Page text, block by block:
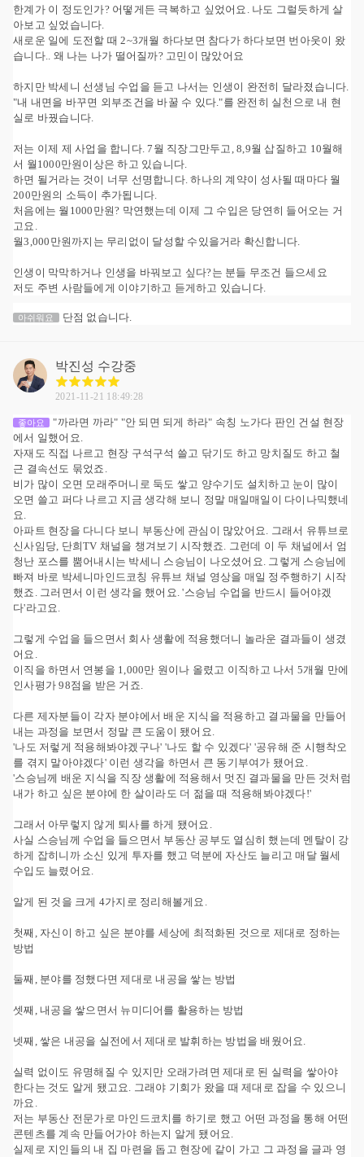
한계가 이 정도인가? 어떻게든 극복하고 싶었어요. 나도 그럴듯하게 살
아보고 싶었습니다.
새로운 일에 도전할 때 2~3개월 하다보면 참다가 하다보면 번아웃이 왔
습니다.. 왜 나는 나가 떨어질까? 고민이 많았어요
하지만 박세니 선생님 수업을 듣고 나서는 인생이 완전히 달라졌습니다.
"내 내면을 바꾸면 외부조건을 바꿀 수 있다."를 완전히 실천으로 내 현
실로 바꿨습니다.
저는 이제 제 사업을 합니다. 7월 직장그만두고, 8,9월 삽질하고 10월해
서 월1000만원이상은 하고 있습니다.
하면 될거라는 것이 너무 선명합니다. 하나의 계약이 성사될 때마다 월
200만원의 소득이 추가됩니다.
처음에는 월1000만원? 막연했는데 이제 그 수입은 당연히 들어오는 거
고요.
월3,000만원까지는 무리없이 달성할 수있을거라 확신합니다.
인생이 막막하거나 인생을 바꿔보고 싶다?는 분들 무조건 들으세요
저도 주변 사람들에게 이야기하고 듣게하고 있습니다.
아쉬워요 단점 없습니다.
박진성 수강중
2021-11-21 18:49:28
좋아요
"까라면 까라" "안 되면 되게 하라" 속칭 노가다 판인 건설 현장
에서 일했어요.
자재도 직접 나르고 현장 구석구석 쓸고 닦기도 하고 망치질도 하고 철
근 결속선도 묶었죠.
비가 많이 오면 모래주머니로 둑도 쌓고 양수기도 설치하고 눈이 많이
오면 쓸고 퍼다 나르고 지금 생각해 보니 정말 매일매일이 다이나믹했네
요.
아파트 현장을 다니다 보니 부동산에 관심이 많았어요. 그래서 유튜브로
신사임당, 단희TV 채널을 챙겨보기 시작했죠. 그런데 이 두 채널에서 엄
청난 포스를 뿜어내시는 박세니 스승님이 나오셨어요. 그렇게 스승님에
빠져 바로 박세니마인드코칭 유튜브 채널 영상을 매일 정주행하기 시작
했죠. 그러면서 이런 생각을 했어요. '스승님 수업을 반드시 들어야겠
다'라고요.
그렇게 수업을 들으면서 회사 생활에 적용했더니 놀라운 결과들이 생겼
어요.
이직을 하면서 연봉을 1,000만 원이나 올렸고 이직하고 나서 5개월 만에
인사평가 98점을 받은 거죠.
다른 제자분들이 각자 분야에서 배운 지식을 적용하고 결과물을 만들어
내는 과정을 보면서 정말 큰 도움이 됐어요.
'나도 저렇게 적용해봐야겠구나' '나도 할 수 있겠다' '공유해 준 시행착오
를 겪지 말아야겠다' 이런 생각을 하면서 큰 동기부여가 됐어요.
'스승님께 배운 지식을 직장 생활에 적용해서 멋진 결과물을 만든 것처럼
내가 하고 싶은 분야에 한 살이라도 더 젊을 때 적용해봐야겠다!'
그래서 아무렇지 않게 퇴사를 하게 됐어요.
사실 스승님께 수업을 들으면서 부동산 공부도 열심히 했는데 멘탈이 강
하게 잡히니까 소신 있게 투자를 했고 덕분에 자산도 늘리고 매달 월세
수입도 늘렸어요.
알게 된 것을 크게 4가지로 정리해볼게요.
첫째, 자신이 하고 싶은 분야를 세상에 최적화된 것으로 제대로 정하는
방법
둘째, 분야를 정했다면 제대로 내공을 쌓는 방법
셋째, 내공을 쌓으면서 뉴미디어를 활용하는 방법
넷째, 쌓은 내공을 실전에서 제대로 발휘하는 방법을 배웠어요.
실력 없이도 유명해질 수 있지만 오래가려면 제대로 된 실력을 쌓아야
한다는 것도 알게 됐고요. 그래야 기회가 왔을 때 제대로 잡을 수 있으니
까요.
저는 부동산 전문가로 마인드코치를 하기로 했고 어떤 과정을 통해 어떤
콘텐츠를 계속 만들어가야 하는지 알게 됐어요.
실제로 지인들의 내 집 마련을 돕고 현장에 같이 가고 그 과정을 글과 영